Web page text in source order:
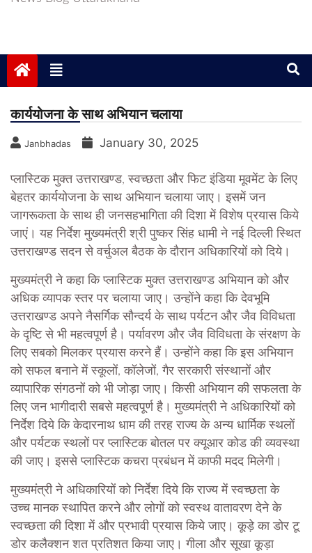
कार्ययोजना के साथ अभियान चलाया
Janbhadas January 30, 2025
प्लास्टिक मुक्त उत्तराखण्ड, स्वच्छता और फिट इंडिया मूवमेंट के लिए
बेहतर कार्ययोजना के साथ अभियान चलाया जाए। इसमें जन
जागरूकता के साथ ही जनसहभागिता की दिशा में विशेष प्रयास किये
जाएं। यह निर्देश मुख्यमंत्री श्री पुष्कर सिंह धामी ने नई दिल्ली स्थित
उत्तराखण्ड सदन से वर्चुअल बैठक के दौरान अधिकारियों को दिये।
मुख्यमंत्री ने कहा कि प्लास्टिक मुक्त उत्तराखण्ड अभियान को और
अधिक व्यापक स्तर पर चलाया जाए। उन्होंने कहा कि देवभूमि
उत्तराखण्ड अपने नैसर्गिक सौन्दर्य के साथ पर्यटन और जैव विविधता
के दृष्टि से भी महत्वपूर्ण है। पर्यावरण और जैव विविधता के संरक्षण के
लिए सबको मिलकर प्रयास करने हैं। उन्होंने कहा कि इस अभियान
को सफल बनाने में स्कूलों, कॉलेजों, गैर सरकारी संस्थानों और
व्यापारिक संगठनों को भी जोड़ा जाए। किसी अभियान की सफलता के
लिए जन भागीदारी सबसे महत्वपूर्ण है। मुख्यमंत्री ने अधिकारियों को
निर्देश दिये कि केदारनाथ धाम की तरह राज्य के अन्य धार्मिक स्थलों
और पर्यटक स्थलों पर प्लास्टिक बोतल पर क्यूआर कोड की व्यवस्था
की जाए। इससे प्लास्टिक कचरा प्रबंधन में काफी मदद मिलेगी।
मुख्यमंत्री ने अधिकारियों को निर्देश दिये कि राज्य में स्वच्छता के
उच्च मानक स्थापित करने और लोगों को स्वस्थ वातावरण देने के
स्वच्छता की दिशा में और प्रभावी प्रयास किये जाए। कूड़े का डोर टू
डोर कलैक्शन शत प्रतिशत किया जाए। गीला और सूखा कूड़ा